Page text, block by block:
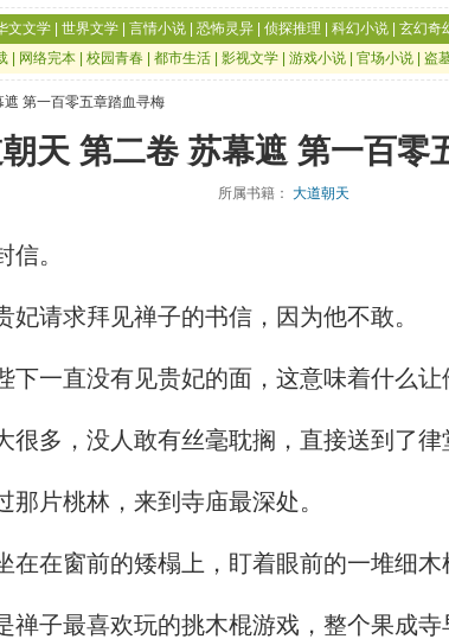
文文学 世界文学 言情小说 恐怖灵异 侦探推理 科幻小说 玄幻奇
网络完本 校园青春 都市生活 影视文学 游戏小说 官场小说 盗
遮 第一百零五章踏血寻梅
天 第二卷 苏幕遮 第一百零
所属书籍： 大道朝天
。
请求拜见禅子的书信，因为他不敢。
一直没有见贵妃的面，这意味着什么让
多，没人敢有丝毫耽搁，直接送到了律
片桃林，来到寺庙最深处。
在窗前的矮榻上，盯着眼前的一堆细木
子最喜欢玩的挑木棍游戏，整个果成寺